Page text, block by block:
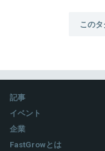
この
記事
イベント
企業
FastGrowとは